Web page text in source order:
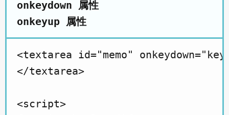
onkeydown 属性
onkeyup 属性
<textarea id="memo"
</textarea>
<script>